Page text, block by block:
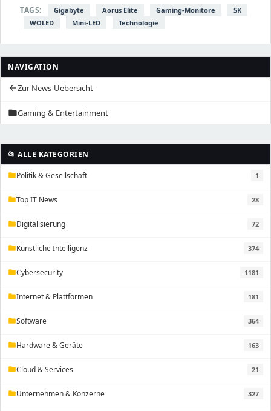
NAVIGATION
arrow_backZur News-Uebersicht
folderGaming & Entertainment
📂 ALLE KATEGORIEN
folderPolitik & Gesellschaft 1
folderTop IT News 28
folderDigitalisierung 72
folderKünstliche Intelligenz 374
folderCybersecurity 1181
folderInternet & Plattformen 181
folderSoftware 364
folderHardware & Geräte 163
folderCloud & Services 21
folderUnternehmen & Konzerne 327
TAGS: Gigabyte Aorus Elite Gaming-Monitore
5K
WOLED
Mini-LED Technologie